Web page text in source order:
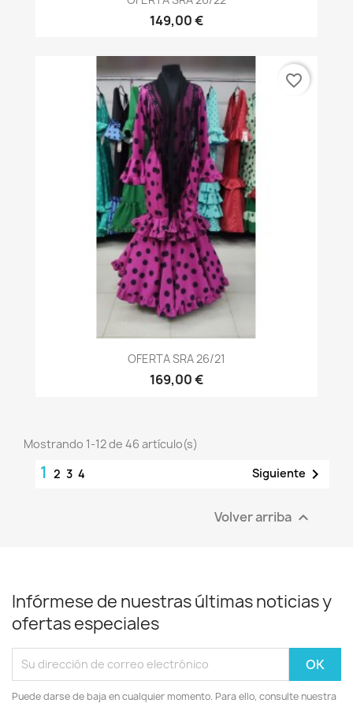
149,00 €
OFERTA SRA 26/21
169,00 €
favorite_border
Mostrando 1-12 de 46 artículo(s)
1 2 3 4 Siguiente 
Volver arriba 
Infórmese de nuestras últimas noticias y
ofertas especiales
Puede darse de baja en cualquier momento. Para ello, consulte nuestra